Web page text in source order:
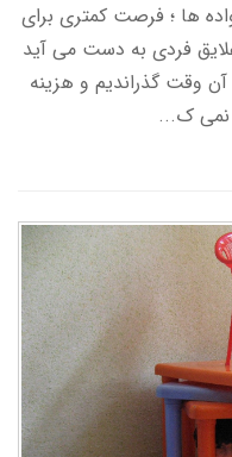
ها ؛ فرصت کمتری برای
فردی به دست می آید
آن وقت گذراندیم و هزینه
نمی ک...